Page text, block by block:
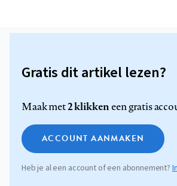
Gratis dit artikel lezen?
Maak met2 klikkeneen gratis
ACCOUNT AANMAKEN
Heb je al een account of een abonnement?